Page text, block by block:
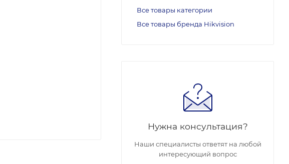
Все товары категории
Все товары бренда Hikvision
Нужна консультация?
Наши специалисты ответят на любой
интересующий вопрос